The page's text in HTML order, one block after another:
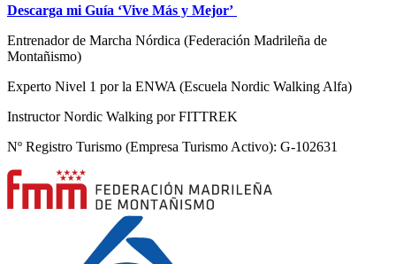
Descarga mi Guía ‘Vive Más y Mejor’
Entrenador de Marcha Nórdica (Federación Madrileña de
Montañismo)
Experto Nivel 1 por la ENWA (Escuela Nordic Walking Alfa)
Instructor Nordic Walking por FITTREK
Nº Registro Turismo (Empresa Turismo Activo): G-102631